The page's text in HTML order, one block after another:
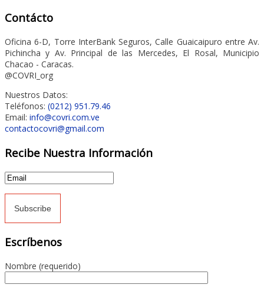
Contácto
Oficina 6-D, Torre InterBank Seguros, Calle Guaicaipuro entre Av.
Pichincha y Av. Principal de las Mercedes, El Rosal, Municipio
Chacao - Caracas.
@COVRI_org
Nuestros Datos:
Teléfonos: (0212) 951.79.46
Email: info@covri.com.ve
contactocovri@gmail.com
Recibe Nuestra Información
Escríbenos
Nombre (requerido)